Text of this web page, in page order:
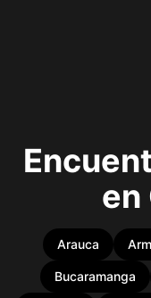
en
Arauca
Bucaramanga